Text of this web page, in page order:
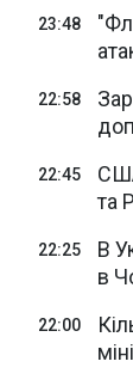
23:48
22:58
22:45
та
22:25
В
в
22:00